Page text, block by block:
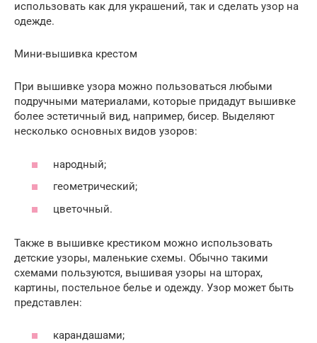
использовать как для украшений, так и сделать узор на
одежде.
Мини-вышивка крестом
При вышивке узора можно пользоваться любыми
подручными материалами, которые придадут вышивке
более эстетичный вид, например, бисер. Выделяют
несколько основных видов узоров:
народный;
геометрический;
цветочный.
Также в вышивке крестиком можно использовать
детские узоры, маленькие схемы. Обычно такими
схемами пользуются, вышивая узоры на шторах,
картины, постельное белье и одежду. Узор может быть
представлен:
карандашами;